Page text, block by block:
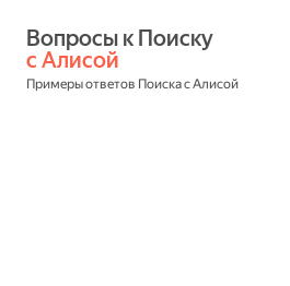
с Алисой
Примеры ответов Поиска с Алисой